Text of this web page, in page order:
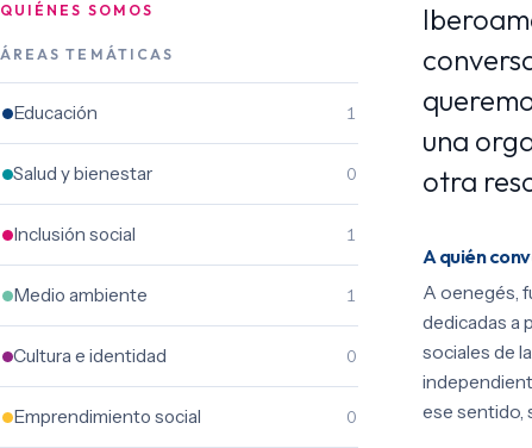
QUIÉNES SOMOS
ÁREAS TEMÁTICAS
Educación 1
Salud y bienestar 0
Inclusión social 1
Medio ambiente 1
Cultura e identidad 0
Emprendimiento social 0
una
otra
A quién
A oenegés,
dedicadas a
sociales de
ese sentido,